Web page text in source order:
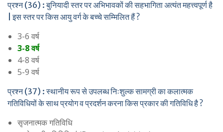
प्रश्न (36) : बुनियादी स्तर पर अभिभावकों की सहभागिता अत्यंत महत्त्वपूर्ण है
| इस स्तर पर किस आयु वर्ग के बच्चे सम्मिलित हैं ?
3-6 वर्ष
3-8 वर्ष
4-8 वर्ष
5-9 वर्ष
प्रश्न (37) : स्थानीय रूप से उपलब्ध निःशुल्क सामग्री का कलात्मक
गतिविधियों के साथ प्रयोग व प्रदर्शन करना किस प्रकार की गतिविधि है ?
सृजनात्मक गतिविधि